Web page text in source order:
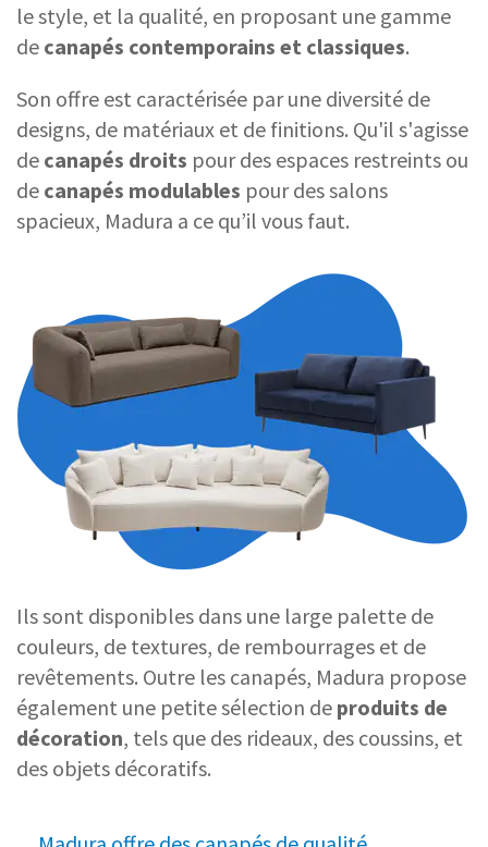
le style, et la qualité, en proposant une gamme
de canapés contemporains et classiques.
Son offre est caractérisée par une diversité de
designs, de matériaux et de finitions. Qu'il s'agisse
de canapés droits pour des espaces restreints ou
de canapés modulables pour des salons
spacieux, Madura a ce qu’il vous faut.
Ils sont disponibles dans une large palette de
couleurs, de textures, de rembourrages et de
revêtements. Outre les canapés, Madura propose
également une petite sélection de produits de
décoration, tels que des rideaux, des coussins, et
des objets décoratifs.